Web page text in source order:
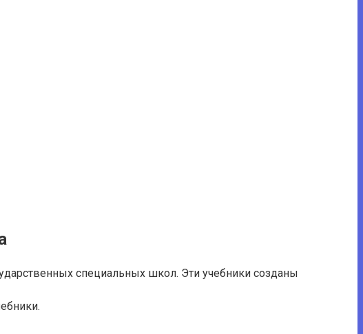
специальных школ. Эти учебники созданы